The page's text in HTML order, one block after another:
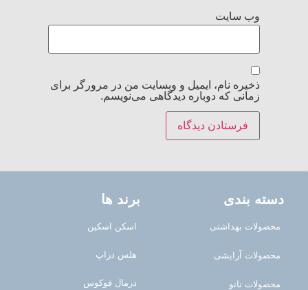
وب‌ سایت
ذخیره نام، ایمیل و وبسایت من در مرورگر برای
زمانی که دوباره دیدگاهی می‌نویسم.
دسته بندی
محصولات بهداشتی
محصولات آرایشی
محصولات نانو
برند ها
اسکن اسکین
هلس دراپ
درمال فوکوس